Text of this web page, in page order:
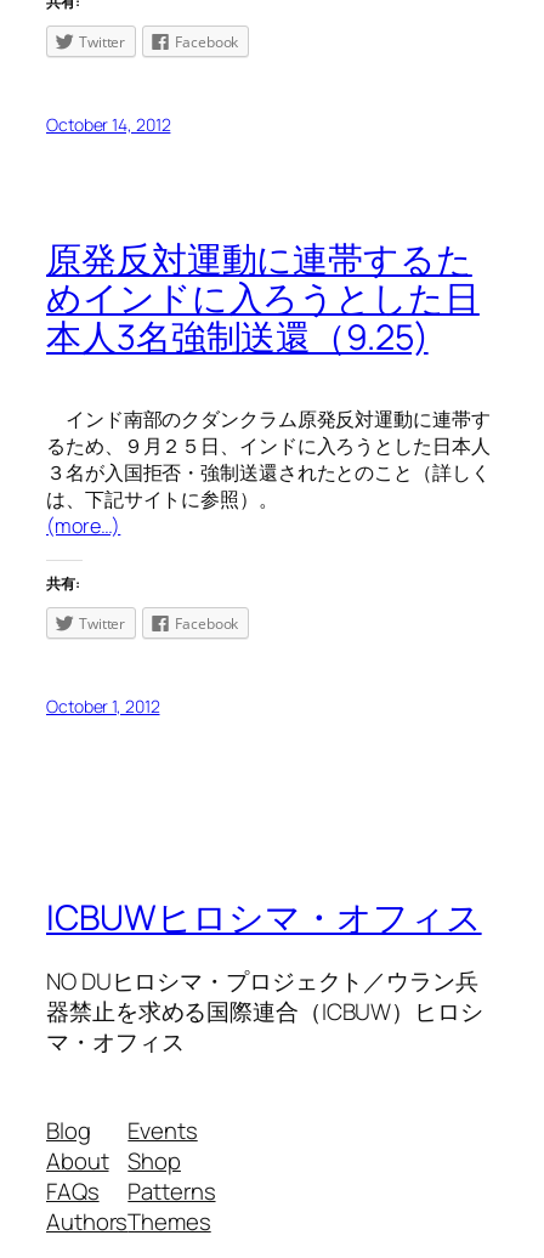
Twitter
Facebook
October 14, 2012
原発反対運動に連帯するた
めインドに入ろうとした日
本人3名強制送還（9.25)
インド南部のクダンクラム原発反対運動に連帯す
るため、９月２５日、インドに入ろうとした日本人
３名が入国拒否・強制送還されたとのこと（詳しく
は、下記サイトに参照）。
(more…)
共有:
Twitter
Facebook
October 1, 2012
ICBUWヒロシマ・オフィス
NO DUヒロシマ・プロジェクト／ウラン兵
器禁止を求める国際連合（ICBUW）ヒロシ
マ・オフィス
Blog
About
FAQs
Authors
Events
Shop
Patterns
Themes